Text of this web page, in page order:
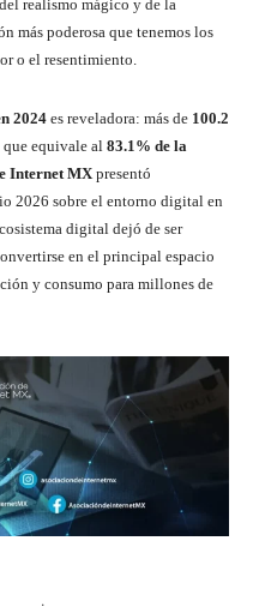
realismo mágico y de la
más poderosa que tenemos los
o el resentimiento.
2024 es reveladora: más de 100.2
equivale al 83.1% de la
Internet MX presentó
2026 sobre el entorno digital en
digital dejó de ser
en el principal espacio
y consumo para millones de